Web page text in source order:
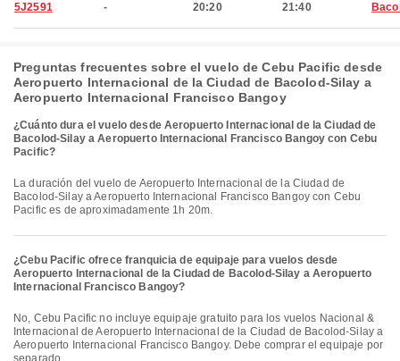
5J2591 - 20:20 21:40
Preguntas frecuentes sobre el vuelo de Cebu Pacific desde
Aeropuerto Internacional de la Ciudad de Bacolod-Silay a
Aeropuerto Internacional Francisco Bangoy
¿Cuánto dura el vuelo desde Aeropuerto Internacional de la Ciudad de
Bacolod-Silay a Aeropuerto Internacional Francisco Bangoy con Cebu
Pacific?
La duración del vuelo de Aeropuerto Internacional de la Ciudad de
Bacolod-Silay a Aeropuerto Internacional Francisco Bangoy con Cebu
Pacific es de aproximadamente 1h 20m.
¿Cebu Pacific ofrece franquicia de equipaje para vuelos desde
Aeropuerto Internacional de la Ciudad de Bacolod-Silay a Aeropuerto
Internacional Francisco Bangoy?
No, Cebu Pacific no incluye equipaje gratuito para los vuelos Nacional &
Internacional de Aeropuerto Internacional de la Ciudad de Bacolod-Silay a
Aeropuerto Internacional Francisco Bangoy. Debe comprar el equipaje por
separado.